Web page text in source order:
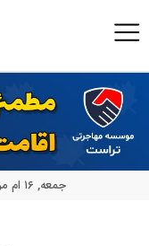
جمعه, ۱۶ ام مرداد ۱۴۰۵